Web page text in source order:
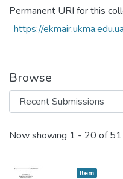
Statistics
Permanent URI for this
https://
Browse
Recent
Now showing 1 - 20 of 51
Item